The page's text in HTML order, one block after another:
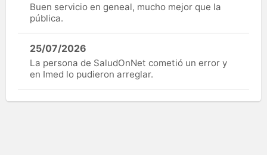
Buen servicio en geneal, mucho mejor que la
pública.
25/07/2026
La persona de SaludOnNet cometió un error y
en Imed lo pudieron arreglar.